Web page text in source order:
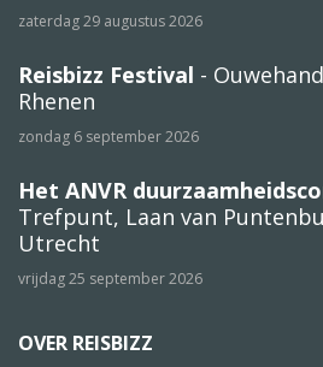
zaterdag 29 augustus 2026
Reisbizz Festival -
Rhenen
zondag 6 september 2026
Het ANVR
Trefpunt, Laan van
Utrecht
vrijdag 25 september 2026
OVER REISBIZZ